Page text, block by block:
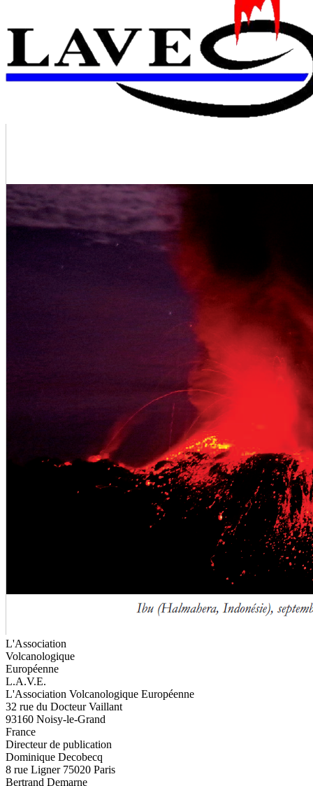
L'Association
Volcanologique
Européenne
L.A.V.E.
L'Association Volcanologique Européenne
32 rue du Docteur Vaillant
93160 Noisy-le-Grand
France
Directeur de publication
Dominique Decobecq
8 rue Ligner 75020 Paris
Bertrand Demarne